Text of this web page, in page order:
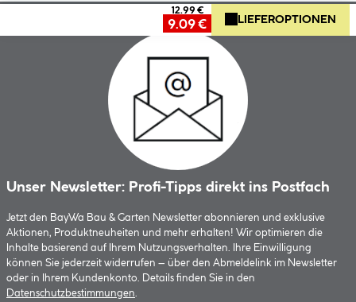
12.99 €
9.09 € LIEFEROPTIONEN
Unser Newsletter: Profi-Tipps direkt ins Postfach
Jetzt den BayWa Bau & Garten Newsletter abonnieren und exklusive
Aktionen, Produktneuheiten und mehr erhalten! Wir optimieren die
Inhalte basierend auf Ihrem Nutzungsverhalten. Ihre Einwilligung
können Sie jederzeit widerrufen – über den Abmeldelink im Newsletter
oder in Ihrem Kundenkonto. Details finden Sie in den
Datenschutzbestimmungen.